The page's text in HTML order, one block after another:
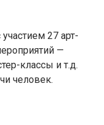
27 арт-
—
классы и т.д.
человек.